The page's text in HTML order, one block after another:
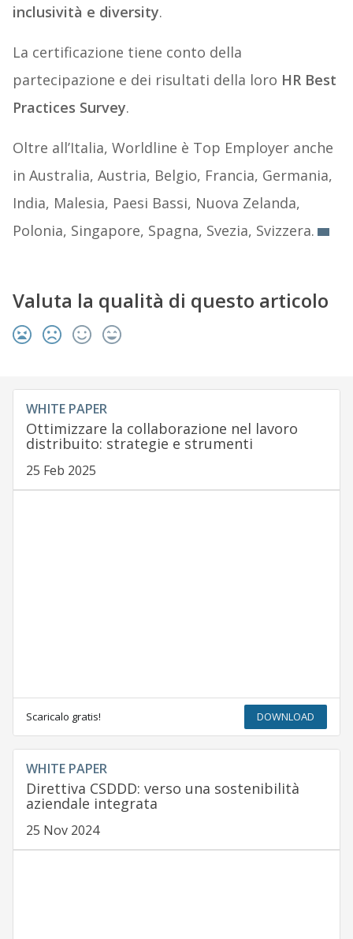
inclusività e diversity.
La certificazione tiene conto della
partecipazione e dei risultati della loro HR Best
Practices Survey.
Oltre all’Italia, Worldline è Top Employer anche
in Australia, Austria, Belgio, Francia, Germania,
India, Malesia, Paesi Bassi, Nuova Zelanda,
Polonia, Singapore, Spagna, Svezia, Svizzera.
Valuta la qualità di questo articolo
WHITE PAPER
Ottimizzare la collaborazione nel lavoro
distribuito: strategie e strumenti
25 Feb 2025
Scaricalo gratis! DOWNLOAD
WHITE PAPER
Direttiva CSDDD: verso una sostenibilità
aziendale integrata
25 Nov 2024